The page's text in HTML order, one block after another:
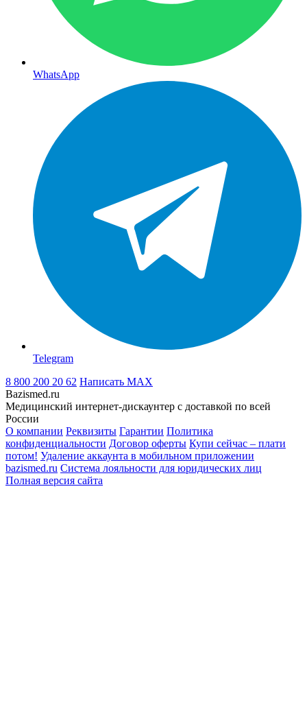
WhatsApp
Telegram
8 800 200 20 62 Написать MAX
Bazismed.ru
Медицинский интернет-дискаунтер с доставкой по всей
России
О компании Реквизиты Гарантии Политика
конфиденциальности Договор оферты Купи сейчас – плати
потом! Удаление аккаунта в мобильном приложении
bazismed.ru Система лояльности для юридических лиц
Полная версия сайта